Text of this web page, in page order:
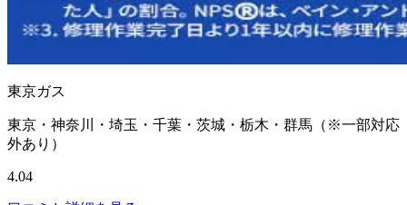
東京ガス
東京・神奈川・埼玉・千葉・茨城・栃木・群馬（※一部対応
外あり）
4.04